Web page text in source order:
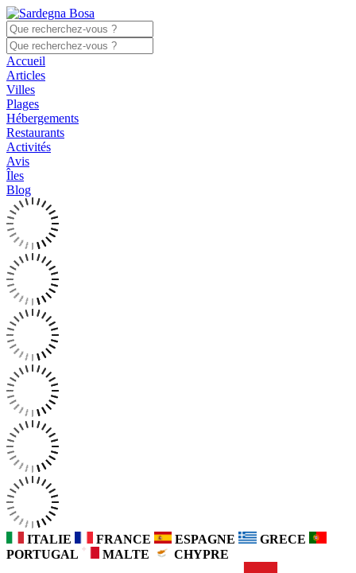
Accueil
Articles
Villes
Plages
Hébergements
Restaurants
Activités
Avis
Îles
Blog
ITALIE FRANCE ESPAGNE
GRECE
PORTUGAL
MALTE CHYPRE